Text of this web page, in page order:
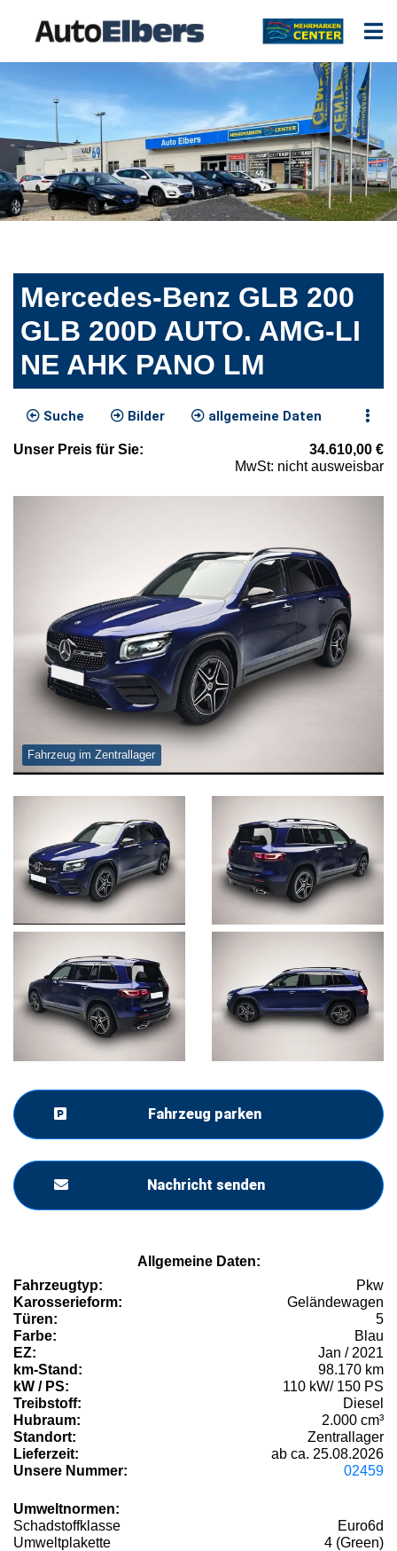
Mercedes-Benz GLB 200
GLB 200D AUTO. AMG-LI
NE AHK PANO LM
Suche Bilder allgemeine Daten
Unser Preis für Sie: 34.610,00 €
MwSt: nicht ausweisbar
Fahrzeug im Zentrallager
Fahrzeug parken
Nachricht senden
Allgemeine Daten:
Fahrzeugtyp:
Pkw
Karosserieform:
Geländewagen
Türen:
5
Farbe:
Blau
EZ:
Jan / 2021
km-Stand:
98.170 km
kW / PS:
110 kW/ 150 PS
Treibstoff:
Diesel
Hubraum:
2.000 cm³
Standort:
Zentrallager
Lieferzeit:
ab ca. 25.08.2026
Unsere Nummer:
02459
Umweltnormen:
Schadstoffklasse
Euro6d
Umweltplakette
4 (Green)